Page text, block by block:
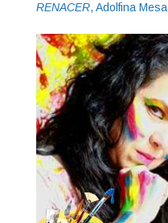
RENACER, Adolfina Mesa